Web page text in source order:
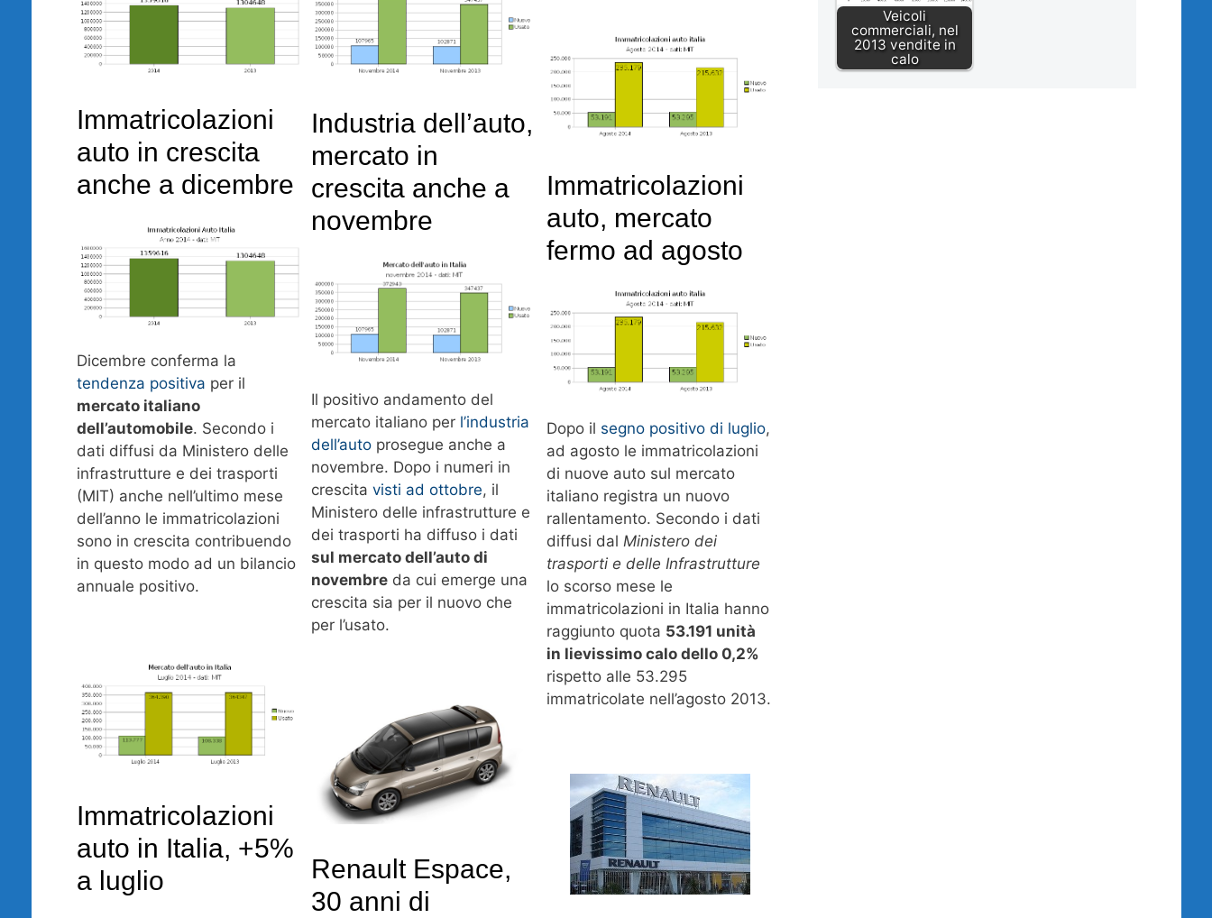
Immatricolazioni
auto in crescita
anche a dicembre
Dicembre conferma la
tendenza positiva per il
mercato italiano
dell’automobile. Secondo i
dati diffusi da Ministero delle
infrastrutture e dei trasporti
(MIT) anche nell’ultimo mese
dell’anno le immatricolazioni
sono in crescita contribuendo
in questo modo ad un bilancio
annuale positivo.
Industria dell’auto,
mercato in
crescita anche a
novembre
Il positivo andamento del
mercato italiano per l’industria
dell’auto prosegue anche a
novembre. Dopo i numeri in
crescitavisti ad ottobre, il
Ministero delle infrastrutture e
dei trasporti ha diffuso i dati
sul mercato dell’auto di
novembre da cui emerge una
crescita sia per il nuovo che
per l’usato.
Immatricolazioni
auto, mercato
fermo ad agosto
Dopo il segno positivo di luglio,
ad agosto le immatricolazioni
di nuove auto sul mercato
italiano registra un nuovo
rallentamento. Secondo i dati
diffusi dal Ministero dei
trasporti e delle Infrastrutture
lo scorso mese le
immatricolazioni in Italia hanno
raggiunto quota 53.191 unità
in lievissimo calo dello 0,2%
rispetto alle 53.295
immatricolate nell’agosto 2013.
Immatricolazioni
auto in Italia, +5%
a luglio
Renault Espace,
30 anni di
Veicoli
commerciali, nel
2013 vendite in
calo